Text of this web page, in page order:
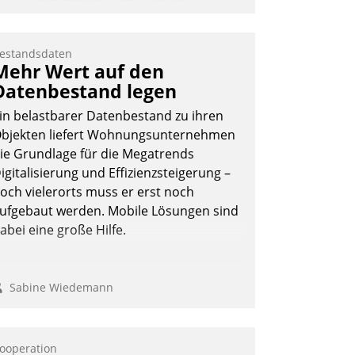
monatlichen Mitteilungen zum
und Wasserverbrauch gehen
vollständig und auf
über mehrere zuvor festgelegte
bei den
ein.
Nadja Hußmann
Wert auf den
legen
belastbarer Datenbestand zu ihren
liefert Wohnungsunternehmen
Grundlage für die Megatrends
und Effizienzsteigerung –
vielerorts muss er erst noch
werden. Mobile Lösungen sind
eine große Hilfe.
Sabine Wiedemann